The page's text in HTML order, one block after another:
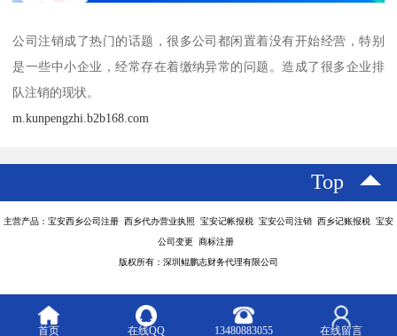
公司注销成了热门的话题，很多公司都闲置着没有开始经营，特别
是一些中小企业，经常存在着缴纳异常的问题。造成了很多企业排
队注销的现状。
m.kunpengzhi.b2b168.com
Top
主营产品：宝安西乡公司注册 西乡代办营业执照 宝安记帐报税 宝安公司注销 西乡记账报税 宝安
公司变更 商标注册
版权所有：深圳鲲鹏志财务代理有限公司
首页 在线QQ 13480883055 在线留言